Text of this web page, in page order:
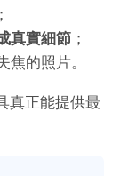
真實細節；
的照片。
真正能提供最